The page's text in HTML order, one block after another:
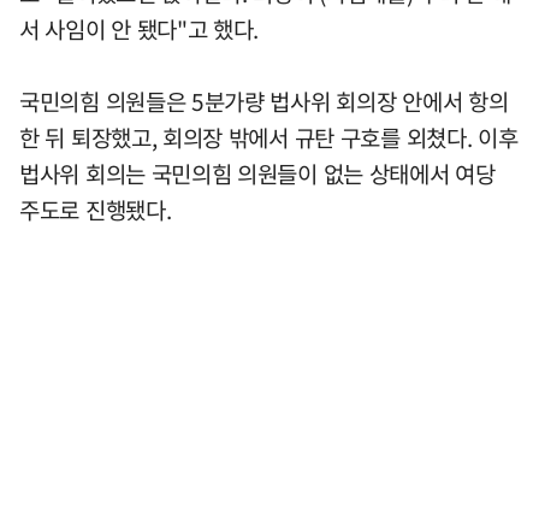
서 사임이 안 됐다"고 했다.
국민의힘 의원들은 5분가량 법사위 회의장 안에서 항의
한 뒤 퇴장했고, 회의장 밖에서 규탄 구호를 외쳤다. 이후
법사위 회의는 국민의힘 의원들이 없는 상태에서 여당
주도로 진행됐다.